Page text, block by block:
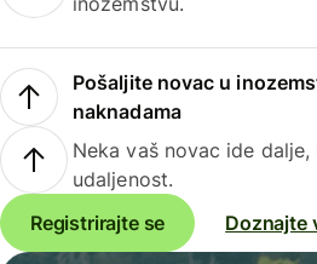
Pošaljite novac u
naknadama
Neka vaš novac ide
udaljenost.
Registrirajte se
Doznajte